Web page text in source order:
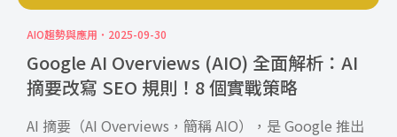
AIO趨勢與應用 2025-09-30
Google AI Overviews (AIO) 全面解析：AI
摘要改寫 SEO 規則！8 個實戰策略
AI 摘要（AI Overviews，簡稱 AIO），是 Google 推出